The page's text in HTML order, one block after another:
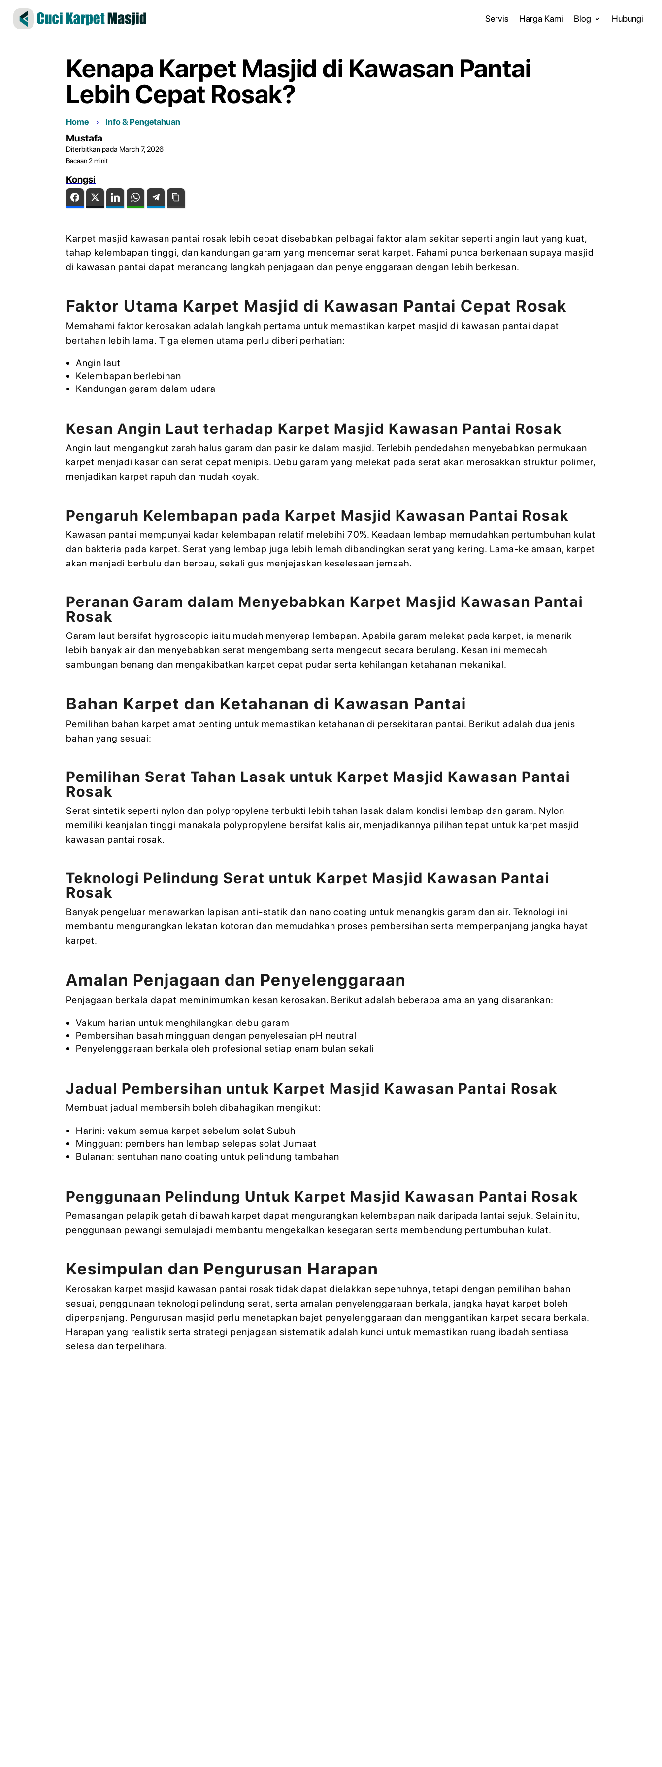
Servis Harga Kami Blog Hubungi
Kenapa Karpet Masjid di Kawasan Pantai
Lebih Cepat Rosak?
Home Info & Pengetahuan
Mustafa
Diterbitkan pada March 7, 2026
Bacaan 2 minit
Kongsi
FacebookTwitter LinkedIn WhatsAppTelegram
Karpet masjid kawasan pantai rosak lebih cepat disebabkan pelbagai faktor alam sekitar seperti angin laut yang kuat,
tahap kelembapan tinggi, dan kandungan garam yang mencemar serat karpet. Fahami punca berkenaan supaya masjid
di kawasan pantai dapat merancang langkah penjagaan dan penyelenggaraan dengan lebih berkesan.
Faktor Utama Karpet Masjid di Kawasan Pantai Cepat Rosak
Memahami faktor kerosakan adalah langkah pertama untuk memastikan karpet masjid di kawasan pantai dapat
bertahan lebih lama. Tiga elemen utama perlu diberi perhatian:
Angin laut
Kelembapan berlebihan
Kandungan garam dalam udara
Kesan Angin Laut terhadap Karpet Masjid Kawasan Pantai Rosak
Angin laut mengangkut zarah halus garam dan pasir ke dalam masjid. Terlebih pendedahan menyebabkan permukaan
karpet menjadi kasar dan serat cepat menipis. Debu garam yang melekat pada serat akan merosakkan struktur polimer,
menjadikan karpet rapuh dan mudah koyak.
Pengaruh Kelembapan pada Karpet Masjid Kawasan Pantai Rosak
Kawasan pantai mempunyai kadar kelembapan relatif melebihi 70%. Keadaan lembap memudahkan pertumbuhan kulat
dan bakteria pada karpet. Serat yang lembap juga lebih lemah dibandingkan serat yang kering. Lama-kelamaan, karpet
akan menjadi berbulu dan berbau, sekali gus menjejaskan keselesaan jemaah.
Peranan Garam dalam Menyebabkan Karpet Masjid Kawasan Pantai
Rosak
Garam laut bersifat hygroscopic iaitu mudah menyerap lembapan. Apabila garam melekat pada karpet, ia menarik
lebih banyak air dan menyebabkan serat mengembang serta mengecut secara berulang. Kesan ini memecah
sambungan benang dan mengakibatkan karpet cepat pudar serta kehilangan ketahanan mekanikal.
Bahan Karpet dan Ketahanan di Kawasan Pantai
Pemilihan bahan karpet amat penting untuk memastikan ketahanan di persekitaran pantai. Berikut adalah dua jenis
bahan yang sesuai:
Pemilihan Serat Tahan Lasak untuk Karpet Masjid Kawasan Pantai
Rosak
Serat sintetik seperti nylon dan polypropylene terbukti lebih tahan lasak dalam kondisi lembap dan garam. Nylon
memiliki keanjalan tinggi manakala polypropylene bersifat kalis air, menjadikannya pilihan tepat untuk karpet masjid
kawasan pantai rosak.
Teknologi Pelindung Serat untuk Karpet Masjid Kawasan Pantai
Rosak
Banyak pengeluar menawarkan lapisan anti-statik dan nano coating untuk menangkis garam dan air. Teknologi ini
membantu mengurangkan lekatan kotoran dan memudahkan proses pembersihan serta memperpanjang jangka hayat
karpet.
Amalan Penjagaan dan Penyelenggaraan
Penjagaan berkala dapat meminimumkan kesan kerosakan. Berikut adalah beberapa amalan yang disarankan:
Vakum harian untuk menghilangkan debu garam
Pembersihan basah mingguan dengan penyelesaian pH neutral
Penyelenggaraan berkala oleh profesional setiap enam bulan sekali
Jadual Pembersihan untuk Karpet Masjid Kawasan Pantai Rosak
Membuat jadual membersih boleh dibahagikan mengikut:
Harini: vakum semua karpet sebelum solat Subuh
Mingguan: pembersihan lembap selepas solat Jumaat
Bulanan: sentuhan nano coating untuk pelindung tambahan
Penggunaan Pelindung Untuk Karpet Masjid Kawasan Pantai Rosak
Pemasangan pelapik getah di bawah karpet dapat mengurangkan kelembapan naik daripada lantai sejuk. Selain itu,
penggunaan pewangi semulajadi membantu mengekalkan kesegaran serta membendung pertumbuhan kulat.
Kesimpulan dan Pengurusan Harapan
Kerosakan karpet masjid kawasan pantai rosak tidak dapat dielakkan sepenuhnya, tetapi dengan pemilihan bahan
sesuai, penggunaan teknologi pelindung serat, serta amalan penyelenggaraan berkala, jangka hayat karpet boleh
diperpanjang. Pengurusan masjid perlu menetapkan bajet penyelenggaraan dan menggantikan karpet secara berkala.
Harapan yang realistik serta strategi penjagaan sistematik adalah kunci untuk memastikan ruang ibadah sentiasa
selesa dan terpelihara.